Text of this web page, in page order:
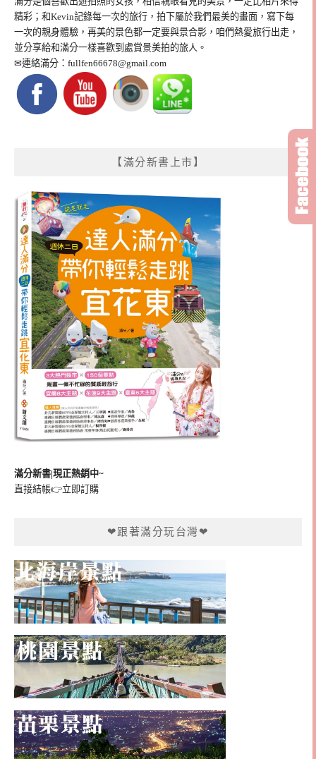
精彩；和Kevin記錄每一次的旅行，拍下屬於我們最美的畫面，寫下每
一次的親身體驗，再美的景色都一定要與景合影，咱們熱愛旅行出走，
並分享給和滿分一樣喜歡到處賞景美拍的旅人。
✉連絡滿分： fullfen66678@gmail.com
【滿分新書上市】
滿分新書|現正熱銷中~
直接結帳👉立即訂購
❤跟著滿分玩台灣❤